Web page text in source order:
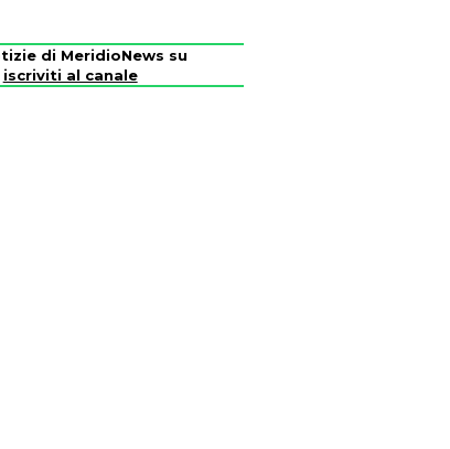
di MeridioNews su
iscriviti al canale